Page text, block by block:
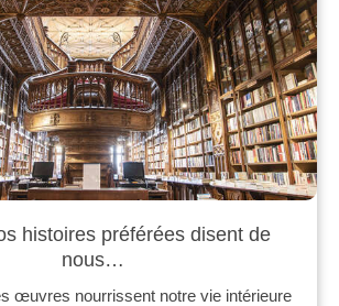
histoires préférées disent de
nous…
œuvres nourrissent notre vie intérieure